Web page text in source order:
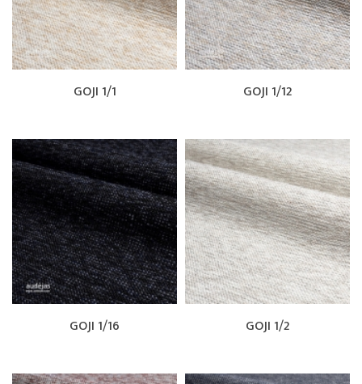
GOJI 1/1 GOJI 1/12
GOJI 1/16 GOJI 1/2